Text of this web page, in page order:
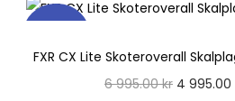
FXR CX Lite Skoteroverall
6 995.00kr 4 995.00